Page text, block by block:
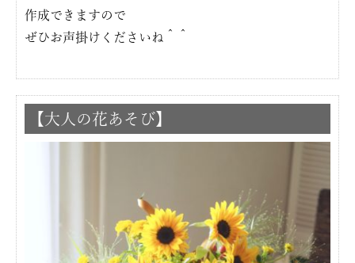
作成できますので
ぜひお声掛けくださいね＾＾
【大人の花あそび】